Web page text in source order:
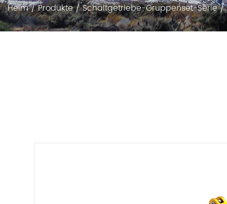
Heim/Produkte/Schaltgetriebe-Gruppenset-Serie/